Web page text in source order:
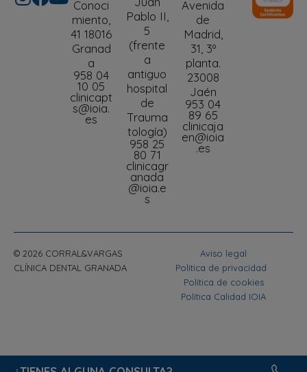
Conoci
miento,
41 18016
Granad
a
958 04
10 05
clinicapt
s@ioia.
es
Pablo II,
5
(frente
a
antiguo
hospital
de
Trauma
tología)
958 25
80 71
clinicagr
anada
@ioia.e
s
Avenida
de
Madrid,
31, 3º
planta.
23008
Jaén
953 04
89 65
clinicaja
en@ioia
.es
© 2026 CORRAL&VARGAS
CLÍNICA DENTAL GRANADA
Aviso legal
Política de privacidad
Política de cookies
Política Calidad IOIA